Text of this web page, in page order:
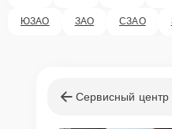
ЮЗАО ЗАО СЗАО
Сервисный центр